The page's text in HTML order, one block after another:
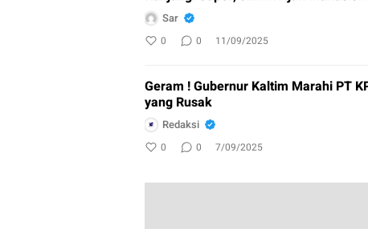
Sar
0 0 11/09/2025
Geram ! Gubernur Kaltim Marahi PT
yang Rusak
Redaksi
0 0 7/09/2025